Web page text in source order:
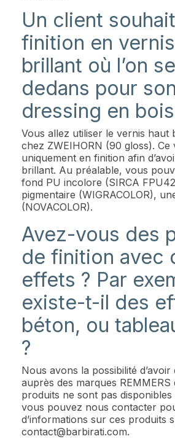
Un client
finition en
brillant où l’on
dedans pour son
dressing en
Vous allez utiliser le vernis haut
chez ZWEIHORN (90 gloss). Ce
uniquement en finition afin
brillant. Au préalable, vous
fond PU incolore (SIRCA
pigmentaire (WIGRACOLOR),
(NOVACOLOR).
Avez-vous des
de finition avec
effets ? Par
existe-t-il des
béton, ou
?
Nous avons la possibilité d’avoir
auprès des marques REMMERS
produits ne sont pas disponibles
vous pouvez nous contacter
d’informations sur ces produits
contact@barbirati.com.